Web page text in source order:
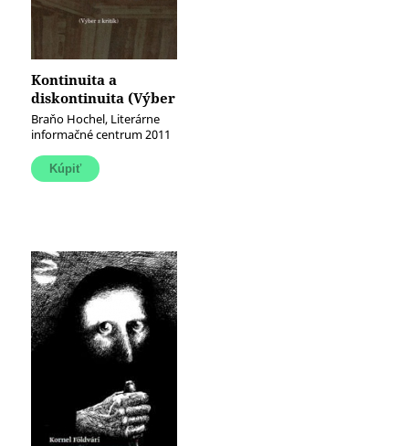
Kontinuita a
diskontinuita (Výber
z kritík)
Braňo Hochel, Literárne
informačné centrum 2011